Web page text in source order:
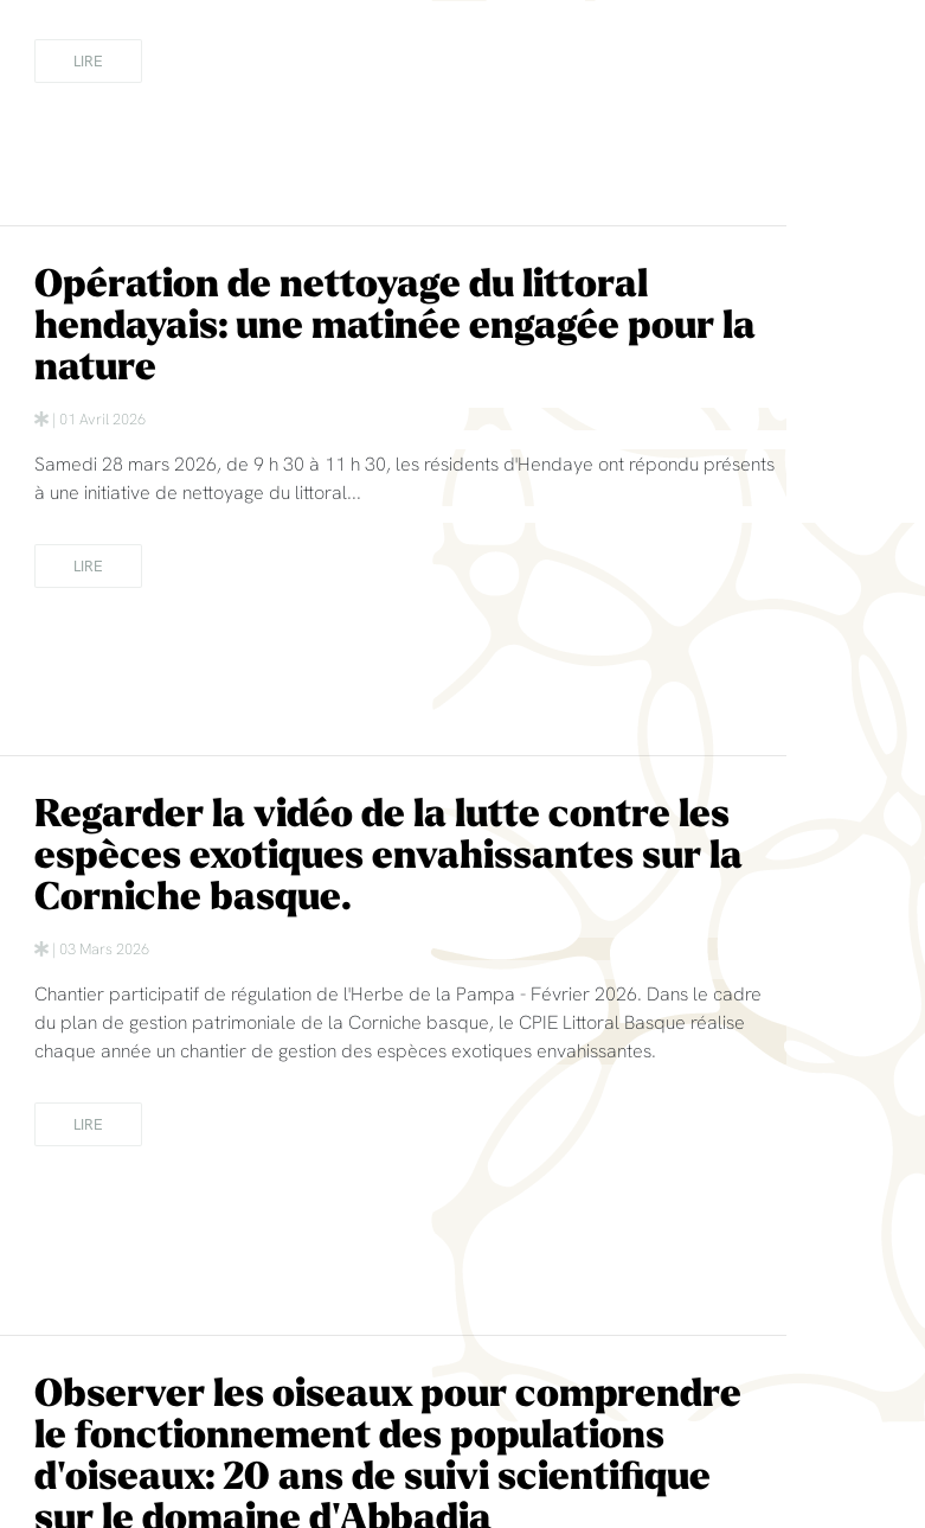
LIRE
Opération de nettoyage du littoral
hendayais: une matinée engagée pour la
nature
| 01 Avril 2026
Samedi 28 mars 2026, de 9 h 30 à 11 h 30, les résidents d'Hendaye ont répondu présents
à une initiative de nettoyage du littoral...
LIRE
Regarder la vidéo de la lutte contre les
espèces exotiques envahissantes sur la
Corniche basque.
| 03 Mars 2026
Chantier participatif de régulation de l'Herbe de la Pampa - Février 2026. Dans le cadre
du plan de gestion patrimoniale de la Corniche basque, le CPIE Littoral Basque réalise
chaque année un chantier de gestion des espèces exotiques envahissantes.
LIRE
Observer les oiseaux pour comprendre
le fonctionnement des populations
d'oiseaux: 20 ans de suivi scientifique